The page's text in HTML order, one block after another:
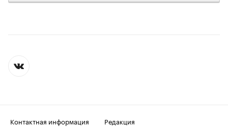
Контактная информация
Редакция